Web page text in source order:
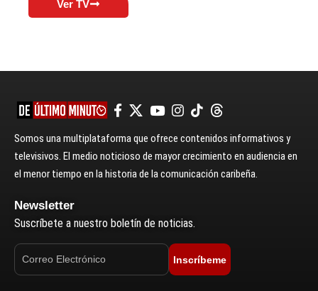
Ver TV
Somos una multiplataforma que ofrece contenidos informativos y
televisivos. El medio noticioso de mayor crecimiento en audiencia en
el menor tiempo en la historia de la comunicación caribeña.
Newsletter
Suscríbete a nuestro boletín de noticias.
Inscríbeme